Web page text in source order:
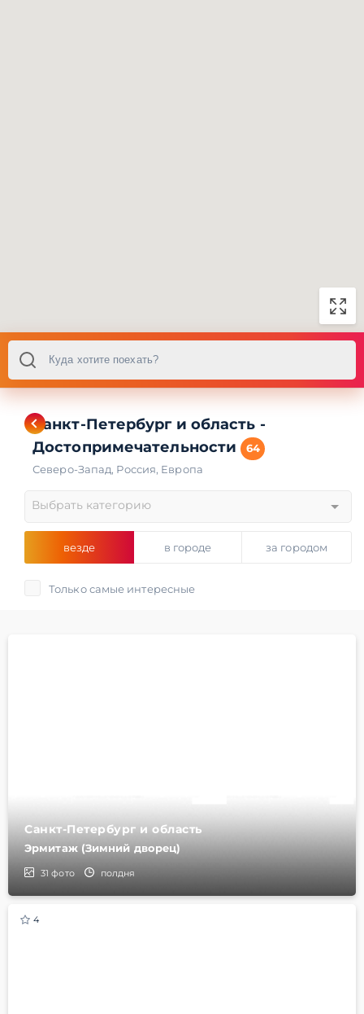
Санкт-Петербург и область -
Достопримечательности 64
Северо-Запад, Россия, Европа
Выбрать категорию
везде в городе за городом
Только самые интересные
Санкт-Петербург и область
Эрмитаж (Зимний дворец)
31 фото полдня
4